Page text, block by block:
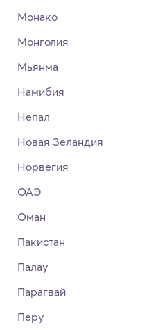
Монако
Монголия
Мьянма
Намибия
Непал
Новая Зеландия
Норвегия
ОАЭ
Оман
Пакистан
Палау
Парагвай
Перу